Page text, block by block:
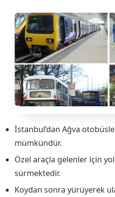
İstanbul’dan Ağva
mümkündür.
Özel araçla gelenler için
sürmektedir.
Koydan sonra yürüyerek